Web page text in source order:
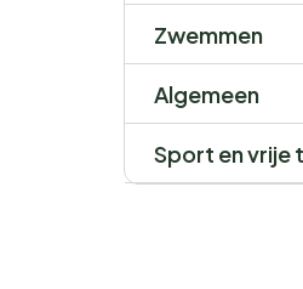
Zwemmen
Algemeen
Sport en vrije